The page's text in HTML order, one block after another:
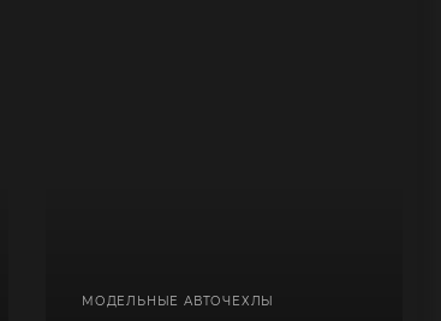
МОДЕЛЬНЫЕ АВТОЧЕХЛЫ